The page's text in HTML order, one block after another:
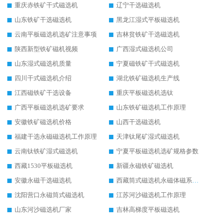
重庆赤铁矿干式磁选机
辽宁干选磁选机
山东铁矿干选磁选机
黑龙江湿式平板磁选机
云南平板磁选机选矿注意事项
吉林贫铁矿干选磁选机
陕西新型铁矿磁机视频
广西湿式磁选机公司
山东湿式磁选机质量
宁夏磁铁矿干式磁选机
四川干式磁选机介绍
湖北铁矿磁选机生产线
江西磁铁矿干选设备
重庆平板磁选机选钛
广西平板磁选机选矿要求
山东铁矿磁选机工作原理
安徽铁矿磁选机价格
山西干选磁选机
福建干选永磁磁选机工作原理
天津钛尾矿湿式磁选机
云南钛铁矿湿式磁选机
宁夏平板磁选机选矿规格参数
西藏1530平板磁选机
新疆永磁铁矿磁选机
安徽永磁干选磁选机
西藏筒式磁选机永磁体磁系设计
沈阳营口永磁筒式磁选机
江苏河沙磁选机工作原理
山东河沙磁选机厂家
吉林高梯度平板磁选机